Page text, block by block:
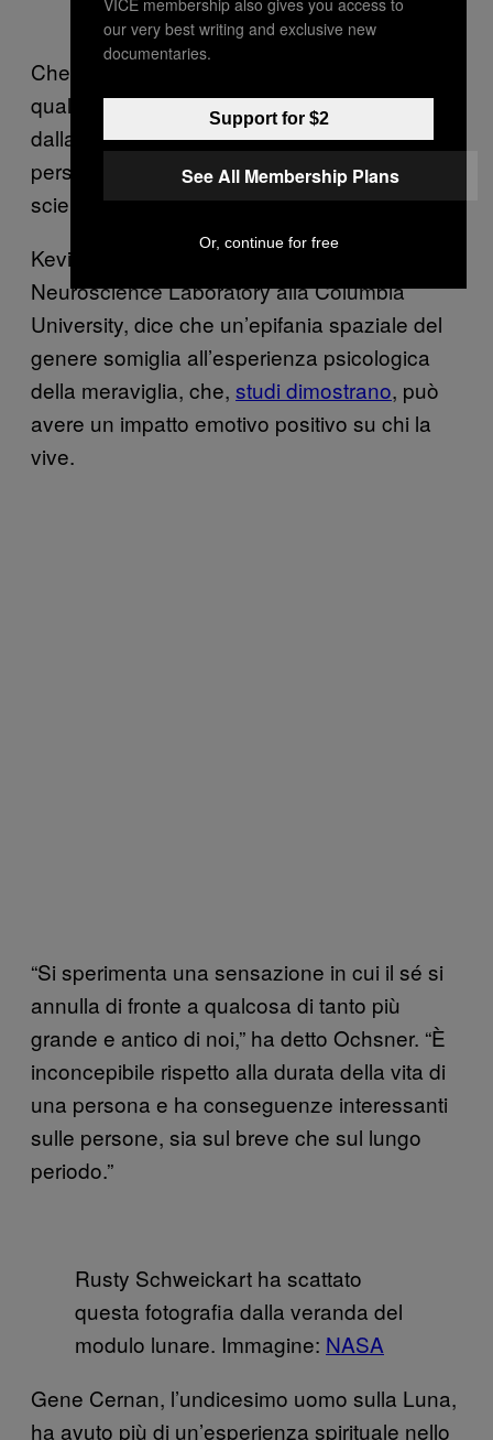
Che cos’è che porta gli astronauti—molti dei
quali sono ingegneri, fisici, menti analitiche—
dalla scienza alla metafisica? Alle volte
persino verso quella che molti considerano
scienza di confine?
Kevin Ochsner, direttore del Social Cognitive
Neuroscience Laboratory alla Columbia
University, dice che un’epifania spaziale del
genere somiglia all’esperienza psicologica
della meraviglia, che, studi dimostrano, può
avere un impatto emotivo positivo su chi la
vive.
“Si sperimenta una sensazione in cui il sé si
annulla di fronte a qualcosa di tanto più
grande e antico di noi,” ha detto Ochsner. “È
inconcepibile rispetto alla durata della vita di
una persona e ha conseguenze interessanti
sulle persone, sia sul breve che sul lungo
periodo.”
Rusty Schweickart ha scattato
questa fotografia dalla veranda del
modulo lunare. Immagine: NASA
Gene Cernan, l’undicesimo uomo sulla Luna,
ha avuto più di un’esperienza spirituale nello
our very best writing and exclusive new
documentaries.
Support for $2
See All Membership Plans
Or, continue for free